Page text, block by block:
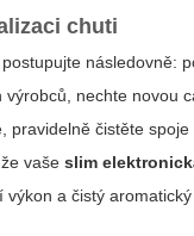
chuti
následovně:
výrobců, nechte novou
pravidelně čistěte
vaše slim
výkon a čistý